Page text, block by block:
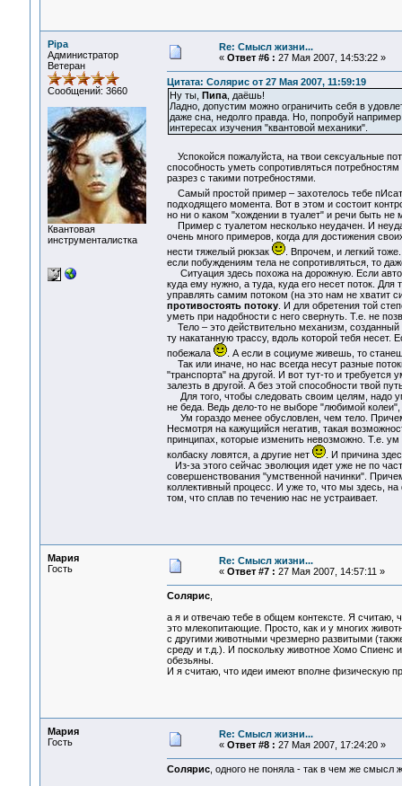
Pipa
Администратор
Ветеран
Сообщений: 3660
Квантовая
инструменталистка
Re: Смысл жизни...
« Ответ #6 : 27 Мая 2007, 14:53:22 »
Цитата: Солярис от 27 Мая 2007, 11:59:19
Ну ты,
Пипа, даёшь!
Ладно, допустим можно ограничить себя в
даже сна, недолго правда. Но, попробуй
интересах изучения "квантовой механики".
Успокойся пожалуйста, на твои сексуальные
способность уметь сопротивляться
разрез с такими потребностями.
Самый простой пример – захотелось тебе
подходящего момента. Вот в этом и состоит
но ни о каком "хождении в туалет" и речи быть
Пример с туалетом несколько неудачен. И
очень много примеров, когда для достижения
нести тяжелый рюкзак
. Впрочем, и легкий
если побуждениям тела не сопротивляться, то
Ситуация здесь похожа на дорожную. Если
куда ему нужно, а туда, куда его несет поток.
управлять самим потоком (на это нам не хватит
противостоять потоку. И для обретения той
уметь при надобности с него свернуть. Т.е. не
Тело – это действительно механизм,
ту накатанную трассу, вдоль которой тебя
побежала
. А если в социуме живешь, то
Так или иначе, но нас всегда несут разные
"транспорта" на другой. И вот тут-то и требуется
залезть в другой. А без этой способности твой
Для того, чтобы следовать своим целям, надо
не беда. Ведь дело-то не выборе "любимой колеи",
Ум гораздо менее обусловлен, чем тело.
Несмотря на кажущийся негатив, такая
принципах, которые изменить невозможно. Т.е.
колбаску ловятся, а другие нет
. И причина
Из-за этого сейчас эволюция идет уже не по
совершенствования "умственной начинки".
коллективный процесс. И уже то, что мы здесь,
том, что сплав по течению нас не устраивает.
Мария
Гость
Re: Смысл жизни...
« Ответ #7 : 27 Мая 2007, 14:57:11 »
Солярис,
а я и отвечаю тебе в общем контексте. Я считаю,
это млекопитающие. Просто, как и у многих
с другими животными чрезмерно развитыми
среду и т.д.). И поскольку животное Хомо Спиенс
обезьяны.
И я считаю, что идеи имеют вполне физическую
Мария
Гость
Re: Смысл жизни...
« Ответ #8 : 27 Мая 2007, 17:24:20 »
Солярис, одного не поняла - так в чем же смысл